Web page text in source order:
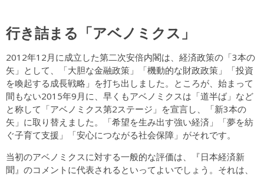
行き詰まる「アベノミクス」
2012年12月に成立した第二次安倍内閣は、経済政策の「3本の
矢」として、「大胆な金融政策」「機動的な財政政策」「投資
を喚起する成長戦略」を打ち出しました。ところが、始まって
間もない2015年9月に、早くもアベノミクスは「道半ば」など
と称して「アベノミクス第2ステージ」を宣言し、「新3本の
矢」に取り替えました。「希望を生み出す強い経済」「夢を紡
ぐ子育て支援」「安心につながる社会保障」がそれです。
当初のアベノミクスに対する一般的な評価は、『日本経済新
聞』のコメントに代表されるといってよいでしょう。それは、